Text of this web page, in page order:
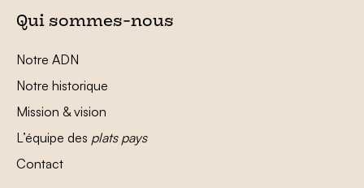
Qui sommes-nous
Notre ADN
Notre historique
Mission & vision
L’équipe des plats pays
Contact